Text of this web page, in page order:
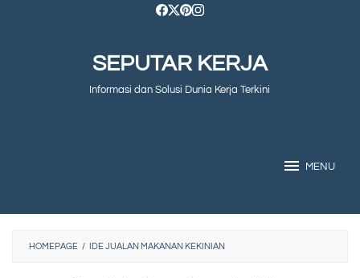
SEPUTAR KERJA
Informasi dan Solusi Dunia Kerja Terkini
MENU
HOMEPAGE / IDE JUALAN MAKANAN KEKINIAN